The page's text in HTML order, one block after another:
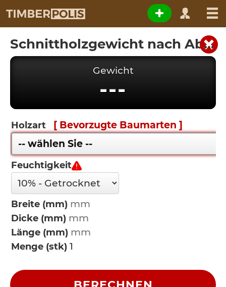
Schnittholzgewicht nach Abmessungen
Gewicht
---
Holzart [ Bevorzugte Baumarten ]
Feuchtigkeit
Breite (mm)
Dicke (mm)
Länge (mm)
Menge (stk)